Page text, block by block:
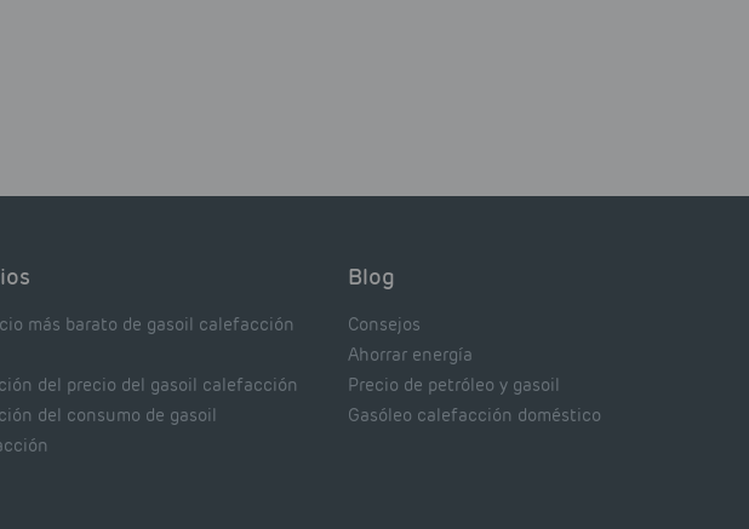
más barato de gasoil calefacción
del precio del gasoil calefacción
del consumo de gasoil
Blog
Consejos
Ahorrar energía
Precio de petróleo y gasoil
Gasóleo calefacción doméstico